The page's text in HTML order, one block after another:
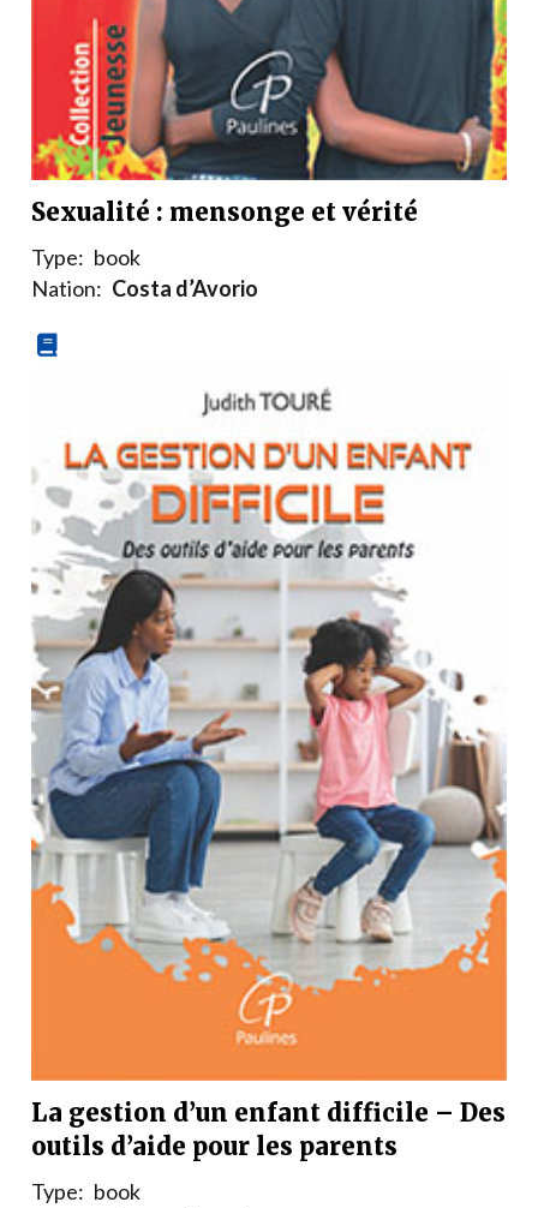
Sexualité : mensonge et vérité
Type: book
Nation: Costa d’Avorio
La gestion d’un enfant difficile – Des
outils d’aide pour les parents
Type: book